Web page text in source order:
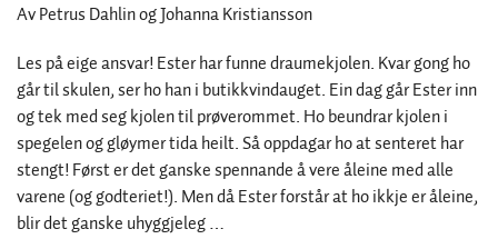
Av Petrus Dahlin og Johanna Kristiansson
Les på eige ansvar! Ester har funne draumekjolen. Kvar gong ho
går til skulen, ser ho han i butikkvindauget. Ein dag går Ester inn
og tek med seg kjolen til prøverommet. Ho beundrar kjolen i
spegelen og gløymer tida heilt. Så oppdagar ho at senteret har
stengt! Først er det ganske spennande å vere åleine med alle
varene (og godteriet!). Men då Ester forstår at ho ikkje er åleine,
blir det ganske uhyggjeleg …